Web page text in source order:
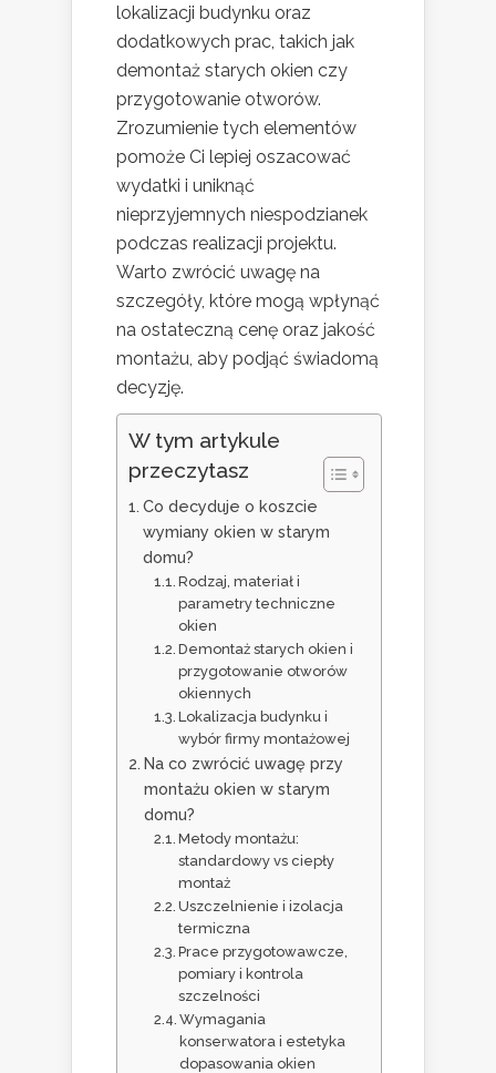
lokalizacji budynku oraz
dodatkowych prac, takich jak
demontaż starych okien czy
przygotowanie otworów.
Zrozumienie tych elementów
pomoże Ci lepiej oszacować
wydatki i uniknąć
nieprzyjemnych niespodzianek
podczas realizacji projektu.
Warto zwrócić uwagę na
szczegóły, które mogą wpłynąć
na ostateczną cenę oraz jakość
montażu, aby podjąć świadomą
decyzję.
W tym artykule
przeczytasz
Co decyduje o koszcie
wymiany okien w starym
domu?
Rodzaj, materiał i
parametry techniczne
okien
Demontaż starych okien i
przygotowanie otworów
okiennych
Lokalizacja budynku i
wybór firmy montażowej
Na co zwrócić uwagę przy
montażu okien w starym
domu?
Metody montażu:
standardowy vs ciepły
montaż
Uszczelnienie i izolacja
termiczna
Prace przygotowawcze,
pomiary i kontrola
szczelności
Wymagania
konserwatora i estetyka
dopasowania okien